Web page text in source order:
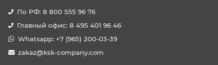
По РФ: 8 800 555 96 76
Главный офис: 8 495 401 96 46
Whatsapp: +7 (965) 200-03-39
zakaz@ksk-company.com